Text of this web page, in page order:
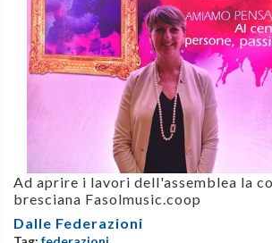
Ad aprire i lavori dell'assemblea la
bresciana Fasolmusic.coop
Dalle Federazioni